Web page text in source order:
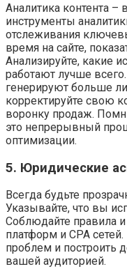
Аналитика контента –
инструменты
отслеживания
время на сайте,
Анализируйте, какие
работают лучше
генерируют больше
корректируйте свою
воронку продаж.
это непрерывный
оптимизации.
5. Юридические
Всегда будьте
Указывайте, что вы
Соблюдайте правила и
платформ и CPA
проблем и построить
вашей аудиторией.